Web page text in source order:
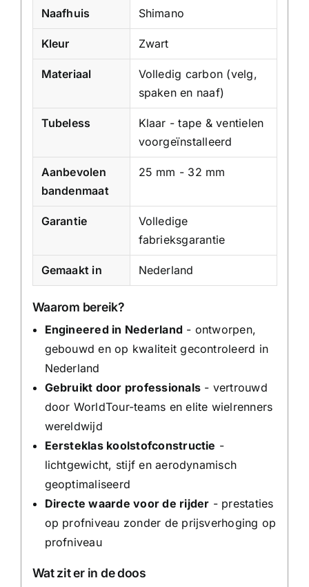
Naafhuis Shimano
Kleur Zwart
Materiaal
Volledig carbon (velg,
spaken en naaf)
Tubeless
Klaar - tape & ventielen
voorgeïnstalleerd
Aanbevolen
bandenmaat
25 mm - 32 mm
Garantie
Volledige
fabrieksgarantie
Gemaakt in Nederland
Waarom bereik?
Engineered in Nederland - ontworpen,
gebouwd en op kwaliteit gecontroleerd in
Nederland
Gebruikt door professionals- vertrouwd
door WorldTour-teams en elite wielrenners
wereldwijd
Eersteklas koolstofconstructie -
lichtgewicht, stijf en aerodynamisch
geoptimaliseerd
Directe waarde voor de rijder - prestaties
op profniveau zonder de prijsverhoging op
profniveau
Wat zit er in de doos